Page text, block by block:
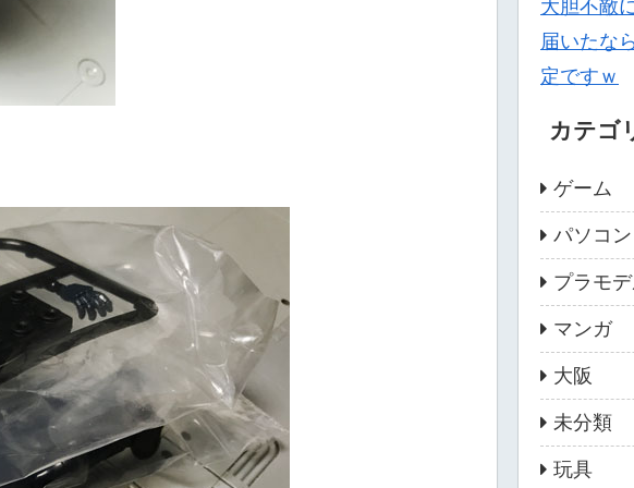
大胆不敵
届いたな
定ですｗ
カテゴ
ゲーム
パソコ
プラモ
マンガ
大阪
未分類
玩具